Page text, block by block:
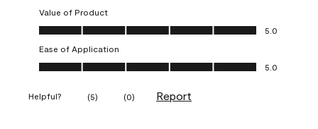
Value of Product
Value of Product, 5.0 out of 5
5.0
Ease of Application
Ease of Application, 5.0 out of 5
5.0
Helpful? (5) (0) Report